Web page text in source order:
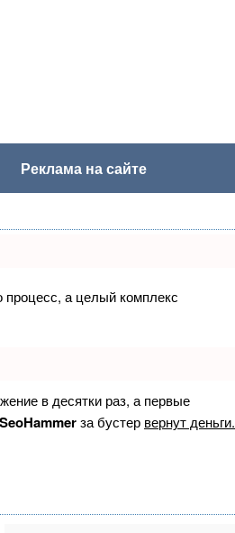
Реклама на сайте
процесс, а целый комплекс
в десятки раз, а первые
SeoHammerза бустер вернут деньги.